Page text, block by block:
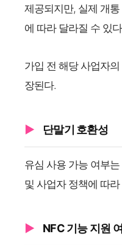
제공되지만, 실제 개
에 따라 달라질 수 있
가입 전 해당 사업자
장된다.
단말기 호환성
유심 사용 가능 여부
및 사업자 정책에 따
NFC 기능 지원